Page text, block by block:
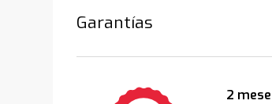
Garantías
2